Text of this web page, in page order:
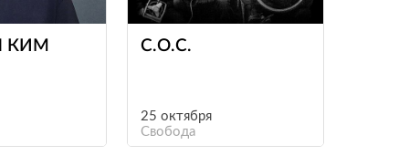
КИМ С.О.С.
25 октября
Свобода